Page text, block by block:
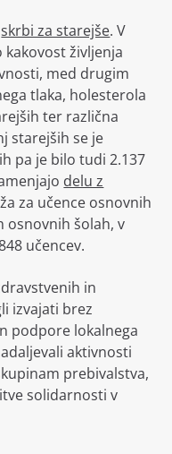
skrbi za starejše. V
življenja
med drugim
tlaka, holesterola
ter različna
starejših se je
pa je bilo tudi 2.137
delu z
za učence osnovnih
osnovnih šolah, v
učencev.
in
izvajati brez
podpore lokalnega
aktivnosti
prebivalstva,
solidarnosti v